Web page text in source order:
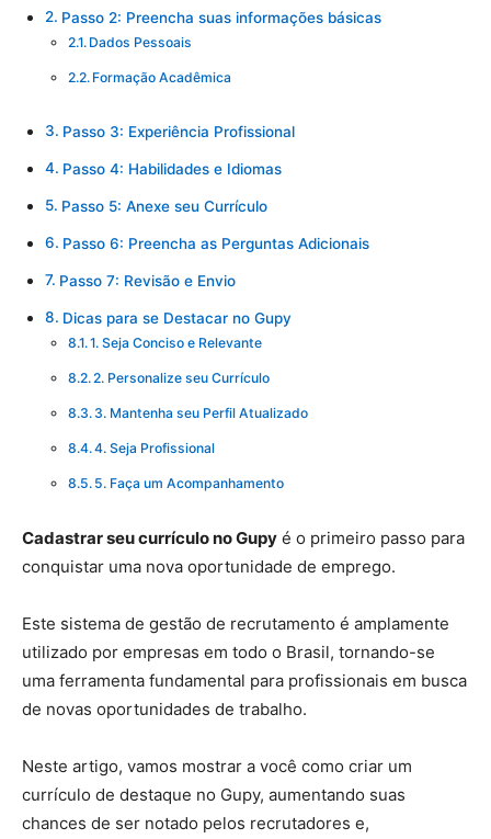
Passo 2: Preencha suas informações básicas
Dados Pessoais
Formação Acadêmica
Passo 3: Experiência Profissional
Passo 4: Habilidades e Idiomas
Passo 5: Anexe seu Currículo
Passo 6: Preencha as Perguntas Adicionais
Passo 7: Revisão e Envio
Dicas para se Destacar no Gupy
1. Seja Conciso e Relevante
2. Personalize seu Currículo
3. Mantenha seu Perfil Atualizado
4. Seja Profissional
5. Faça um Acompanhamento
Cadastrar seu currículo no Gupy é o primeiro passo para
conquistar uma nova oportunidade de emprego.
Este sistema de gestão de recrutamento é amplamente
utilizado por empresas em todo o Brasil, tornando-se
uma ferramenta fundamental para profissionais em busca
de novas oportunidades de trabalho.
Neste artigo, vamos mostrar a você como criar um
currículo de destaque no Gupy, aumentando suas
chances de ser notado pelos recrutadores e,